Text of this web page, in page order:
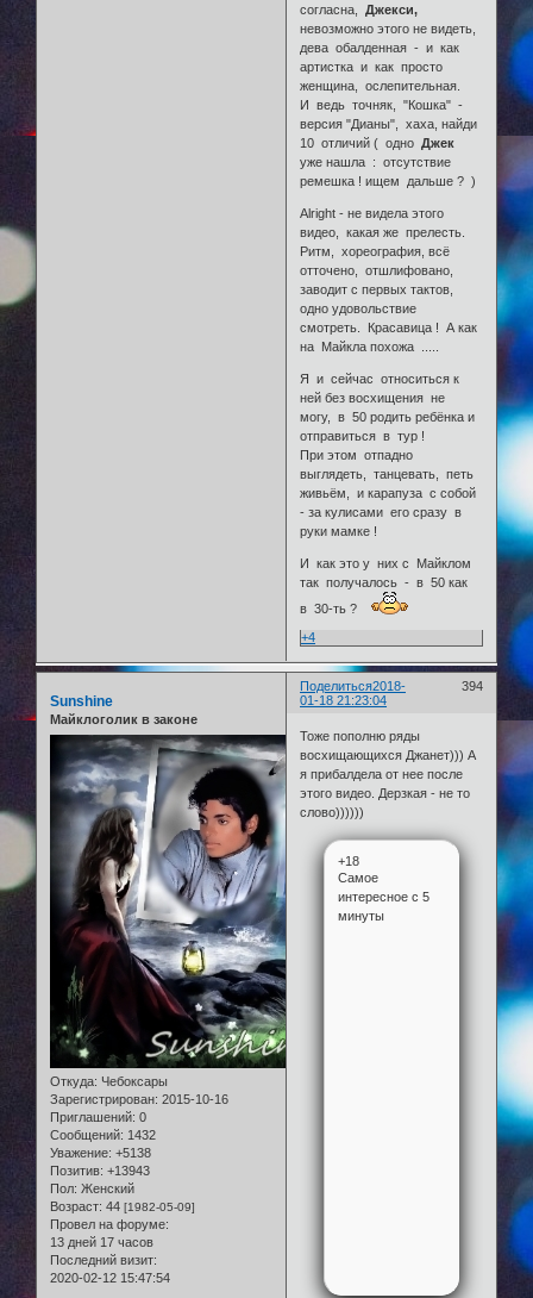
согласна,Джекси,
невозможно этого не видеть,
дева обалденная - и как
артистка и как просто
женщина, ослепительная.
И ведь точняк, "Кошка" -
версия "Дианы", хаха, найди
10 отличий ( одноДжек
уже нашла : отсутствие
ремешка ! ищем дальше ? )
Alright - не видела этого
видео, какая же прелесть.
Ритм, хореография, всё
отточено, отшлифовано,
заводит с первых тактов,
одно удовольствие
смотреть. Красавица ! А как
на Майкла похожа .....
Я и сейчас относиться к
ней без восхищения не
могу, в 50 родить ребёнка и
отправиться в тур !
При этом отпадно
выглядеть, танцевать, петь
живьём, и карапуза с собой
- за кулисами его сразу в
руки мамке !
И как это у них с Майклом
так получалось - в 50 как
в 30-ть ?
+4
Поделиться 394
2018-
01-18 21:23:04
Sunshine
Майклоголик в законе
Откуда: Чебоксары
Зарегистрирован: 2015-10-16
Приглашений: 0
Сообщений: 1432
Уважение: +5138
Позитив: +13943
Пол: Женский
Возраст: 44 [1982-05-09]
Провел на форуме:
13 дней 17 часов
Последний визит:
2020-02-12 15:47:54
Тоже пополню ряды
восхищающихся Джанет))) А
я прибалдела от нее после
этого видео. Дерзкая - не то
слово))))))
+18
Самое
интересное с 5
минуты